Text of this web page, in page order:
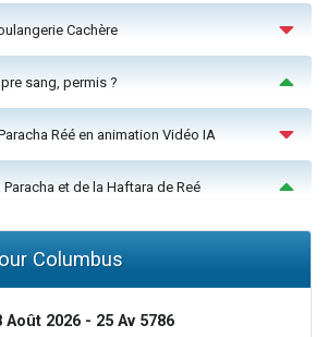
Cachère
sang, permis ?
Réé en animation Vidéo IA
et de la Haftara de Reé
Columbus
Août 2026 - 25 Av 5786